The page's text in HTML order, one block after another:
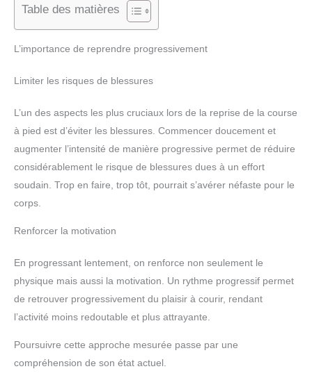
Table des matières
L’importance de reprendre progressivement
Limiter les risques de blessures
L’un des aspects les plus cruciaux lors de la reprise de la course
à pied est d’éviter les blessures. Commencer doucement et
augmenter l’intensité de manière progressive permet de réduire
considérablement le risque de blessures dues à un effort
soudain. Trop en faire, trop tôt, pourrait s’avérer néfaste pour le
corps.
Renforcer la motivation
En progressant lentement, on renforce non seulement le
physique mais aussi la motivation. Un rythme progressif permet
de retrouver progressivement du plaisir à courir, rendant
l’activité moins redoutable et plus attrayante.
Poursuivre cette approche mesurée passe par une
compréhension de son état actuel.